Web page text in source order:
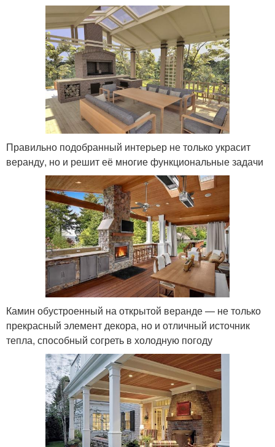
Правильно подобранный интерьер не только украсит
веранду, но и решит её многие функциональные задачи
Камин обустроенный на открытой веранде — не только
прекрасный элемент декора, но и отличный источник
тепла, способный согреть в холодную погоду